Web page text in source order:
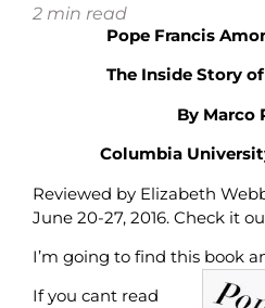
2 min read
Pope Francis
The Inside Story
By Marco
Columbia
Reviewed by Elizabeth
June 20-27, 2016. Check it
I’m going to find this book
If you cant read